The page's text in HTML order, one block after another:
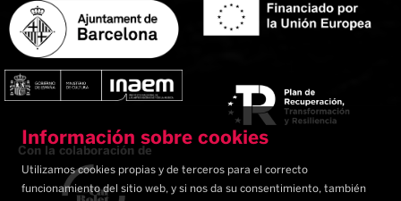
Con la colaboración de
Información sobre cookies
Utilizamos cookies propias y de terceros para el correcto
funcionamiento del sitio web, y si nos da su consentimiento, también